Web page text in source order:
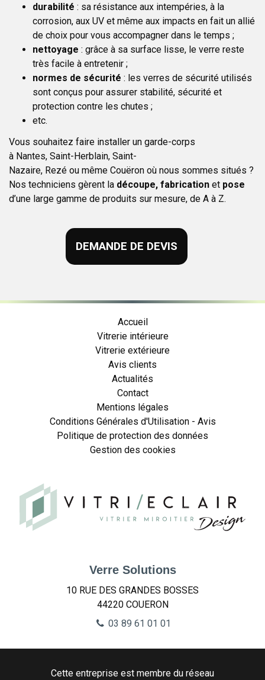
durabilité : sa résistance aux intempéries, à la
corrosion, aux UV et même aux impacts en fait un allié
de choix pour vous accompagner dans le temps ;
nettoyage : grâce à sa surface lisse, le verre reste
très facile à entretenir ;
normes de sécurité : les verres de sécurité utilisés
sont conçus pour assurer stabilité, sécurité et
protection contre les chutes ;
etc.
Vous souhaitez faire installer un garde-corps
à Nantes, Saint-Herblain, Saint-
Nazaire, Rezé ou même Couëron où nous sommes situés ?
Nos techniciens gèrent la découpe, fabrication et pose
d’une large gamme de produits sur mesure, de A à Z.
DEMANDE DE DEVIS
Accueil
Vitrerie intérieure
Vitrerie extérieure
Avis clients
Actualités
Contact
Mentions légales
Conditions Générales d'Utilisation - Avis
Politique de protection des données
Gestion des cookies
Verre Solutions
10 RUE DES GRANDES BOSSES
44220 COUERON
03 89 61 01 01
Cette entreprise est membre du réseau